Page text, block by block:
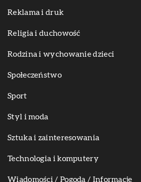
Reklama i druk
Religia i duchowość
Rodzina i wychowanie dzieci
Społeczeństwo
Sport
Styl i moda
Sztuka i zainteresowania
Technologia i komputery
Wiadomości / Pogoda / Informacje